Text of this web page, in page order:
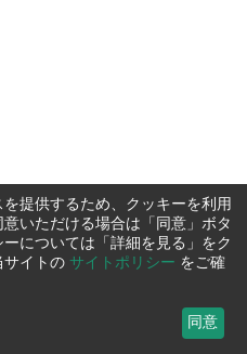
提供するため、クッキーを利用
いただける場合は「同意」ボタ
については「詳細を見る」をク
サイトの サイトポリシー をご確
同意